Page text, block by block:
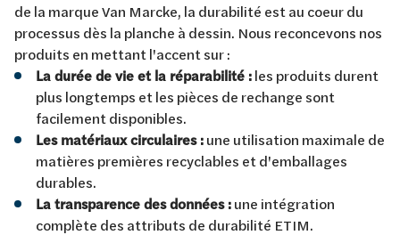
de la marque Van Marcke, la durabilité est au coeur du
processus dès la planche à dessin. Nous reconcevons nos
produits en mettant l'accent sur :
La durée de vie et la réparabilité :les produits durent
plus longtemps et les pièces de rechange sont
facilement disponibles.
Les matériaux circulaires :une utilisation maximale de
matières premières recyclables et d'emballages
durables.
La transparence des données :une intégration
complète des attributs de durabilité ETIM.